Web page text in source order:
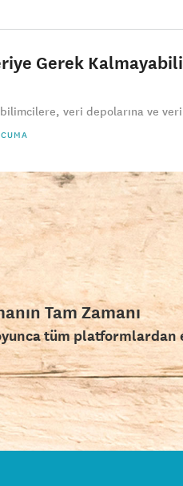
Gerek
veri depolarına ve veri
Tam Zamanı
tüm platformlardan